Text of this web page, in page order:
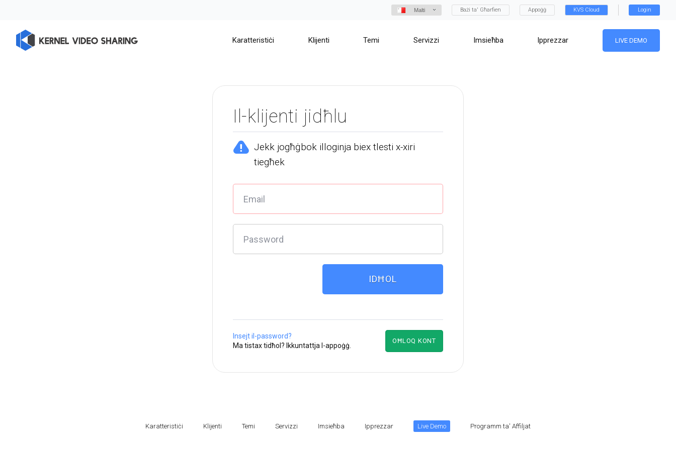
Malti Bażi ta' Għarfien Appoġġ KVS Cloud Login
Karatteristiċi Klijenti Temi Servizzi Imsieħba Ipprezzar LIVE DEMO
Il-klijenti jidħlu
Jekk jogħġbok illoginja biex tlesti x-xiri
tiegħek
Insejt il-password?
Ma tistax tidħol? Ikkuntattja l-appoġġ.
OĦLOQ KONT
Karatteristiċi Klijenti Temi Servizzi Imsieħba Ipprezzar Live Demo Programm ta' Affiljat